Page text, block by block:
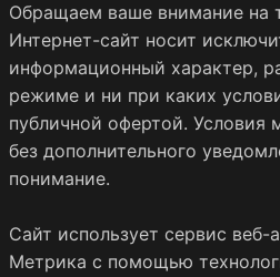
Обращаем ваше внимание на
Интернет-сайт носит
информационный характер,
режиме и ни при каких
публичной офертой. Условия
без дополнительного
понимание.
Сайт использует сервис веб-
Метрика с помощью